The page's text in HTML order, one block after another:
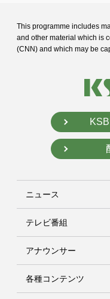
This programme includes
and other material which is
(CNN) and which may be
ニュース
テレビ番組
アナウンサー
各種コンテンツ